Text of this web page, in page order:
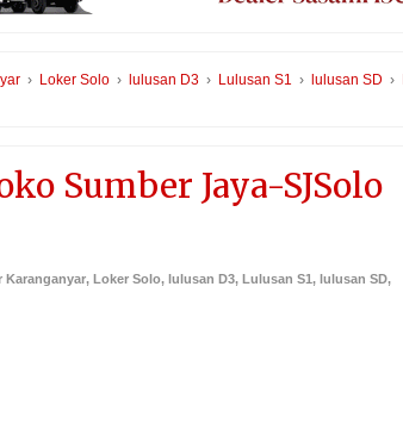
› Loker Solo › lulusan D3 › Lulusan S1 › lulusan SD ›
Sumber Jaya-SJSolo
Karanganyar, Loker Solo, lulusan D3, Lulusan S1, lulusan SD,